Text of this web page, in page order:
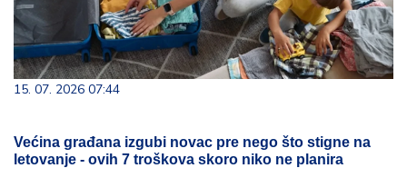
15. 07. 2026 07:44
Većina građana izgubi novac pre nego što stigne na
letovanje - ovih 7 troškova skoro niko ne planira